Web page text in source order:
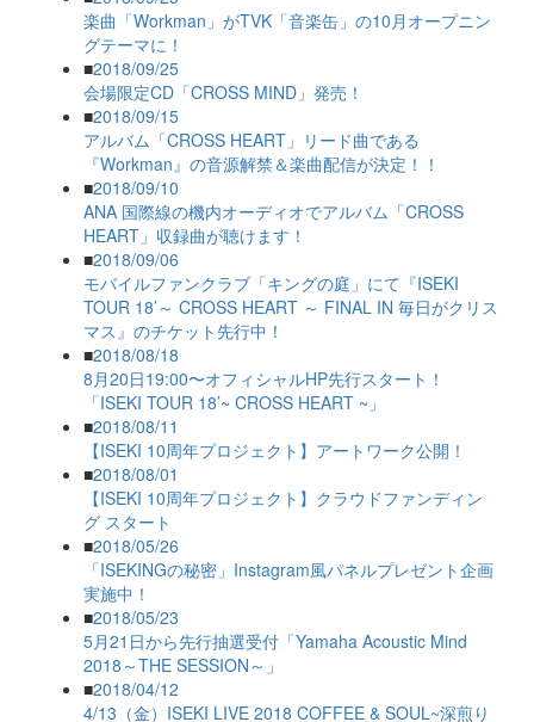
楽曲「Workman」がTVK「音楽缶」の10月オープニン
グテーマに！
■2018/09/25
会場限定CD「CROSS MIND」発売！
■2018/09/15
アルバム「CROSS HEART」リード曲である
『Workman』の音源解禁＆楽曲配信が決定！！
■2018/09/10
ANA 国際線の機内オーディオでアルバム「CROSS
HEART」収録曲が聴けます！
■2018/09/06
モバイルファンクラブ「キングの庭」にて『ISEKI
TOUR 18’～ CROSS HEART ～ FINAL IN 毎日がクリス
マス』のチケット先行中！
■2018/08/18
8月20日19:00〜オフィシャルHP先行スタート！
「ISEKI TOUR 18’~ CROSS HEART ~」
■2018/08/11
【ISEKI 10周年プロジェクト】アートワーク公開！
■2018/08/01
【ISEKI 10周年プロジェクト】クラウドファンディン
グ スタート
■2018/05/26
「ISEKINGの秘密」Instagram風パネルプレゼント企画
実施中！
■2018/05/23
5月21日から先行抽選受付「Yamaha Acoustic Mind
2018～THE SESSION～」
■2018/04/12
4/13（金）ISEKI LIVE 2018 COFFEE & SOUL~深煎り